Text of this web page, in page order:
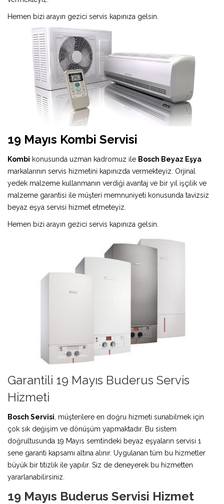
Hemen bizi arayın gezici servis kapınıza gelsin.
19 Mayıs Kombi Servisi
Kombi konusunda uzman kadromuz ile Bosch Beyaz Eşya
markalarının servis hizmetini kapınızda vermekteyiz. Orjinal
yedek malzeme kullanmanın verdiği avantaj ve bir yıl işçilik ve
malzeme garantisi ile müşteri memnuniyeti konusunda tavizsiz
beyaz eşya servisi hizmet etmeteyiz.
Hemen bizi arayın gezici servis kapınıza gelsin.
Garantili 19 Mayıs Buderus Servis
Hizmeti
Bosch Servisi , müşterilere en doğru hizmeti sunabilmek için
çok sık değişim ve dönüşüm yapmaktadır. Bu sistem
doğrultusunda 19 Mayıs semtindeki beyaz eşyaların servisi 1
sene garanti kapsamı altına alınır. Uygulanan tüm bu hizmetler
büyük bir titizlik ile yapılır. Siz de deneyerek bu hizmetten
yararlanabilirsiniz.
19 Mayıs Buderus Servisi Hizmet